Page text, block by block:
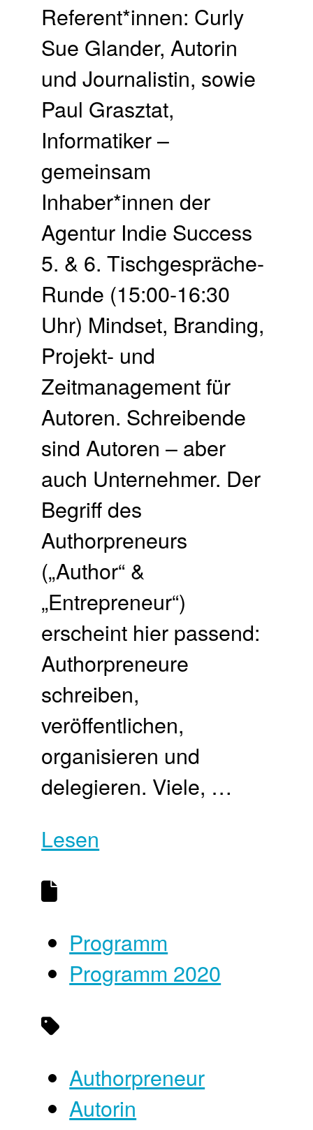
Referent*innen: Curly
Sue Glander, Autorin
und Journalistin, sowie
Paul Grasztat,
Informatiker –
gemeinsam
Inhaber*innen der
Agentur Indie Success
5. & 6. Tischgespräche-
Runde (15:00-16:30
Uhr) Mindset, Branding,
Projekt- und
Zeitmanagement für
Autoren. Schreibende
sind Autoren – aber
auch Unternehmer. Der
Begriff des
Authorpreneurs
(„Author“ &
„Entrepreneur“)
erscheint hier passend:
Authorpreneure
schreiben,
veröffentlichen,
organisieren und
delegieren. Viele, …
Lesen
Programm
Programm 2020
Authorpreneur
Autorin